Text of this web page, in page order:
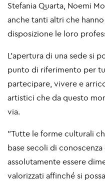
Stefania Quarta, Noemi
anche tanti altri che
disposizione le loro
L'apertura di una sede si
punto di riferimento per
partecipare, vivere e
artistici che da questo
via.
"Tutte le forme culturali
base secoli di
assolutamente essere
valorizzati affinché si